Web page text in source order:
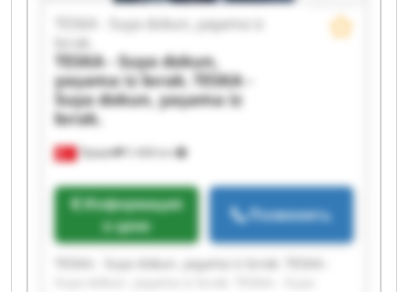
Турция 5 408 km
TESKA - Suya dokun, yaşama iz
bırak.
TESKA - Suya dokun,
yaşama iz bırak. TESKA -
Suya dokun, yaşama iz
bırak.
Информация
о цене
Позвонить
TESKA - Suya dokun, yaşama iz bırak. TESKA -